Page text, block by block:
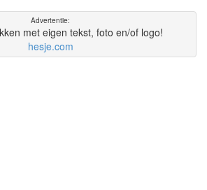
met eigen tekst, foto en/of logo!
hesje.com